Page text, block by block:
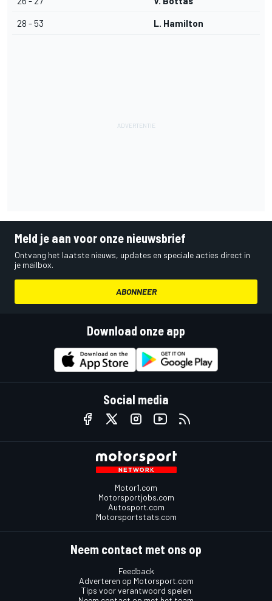
28 - 53 L. Hamilton
Meld je aan voor onze nieuwsbrief
Ontvang het laatste nieuws, updates en speciale acties direct in
je mailbox.
ABONNEER
Download onze app
Social media
Motor1.com
Motorsportjobs.com
Autosport.com
Motorsportstats.com
Neem contact met ons op
Feedback
Adverteren op Motorsport.com
Tips voor verantwoord spelen